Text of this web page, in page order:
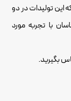
تولیدات در دو
با تجربه مورد
بگیرید.